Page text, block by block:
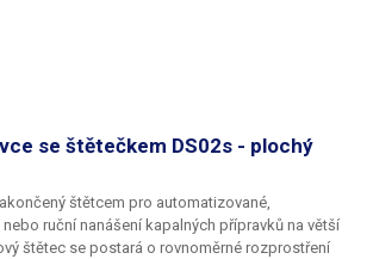
se štětečkem DS02s - plochý
štětcem pro automatizované,
ruční nanášení kapalných přípravků na větší
štětec se postará o rovnoměrné rozprostření